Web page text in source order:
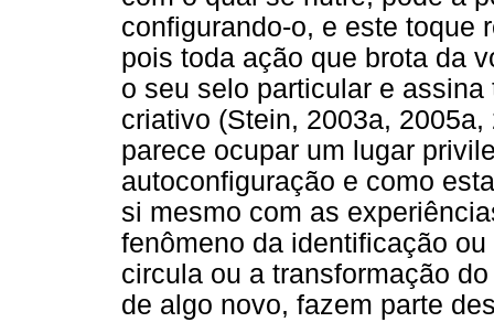
configurando-o, e este toque
pois toda ação que brota da
o seu selo particular e
criativo (Stein, 2003a,
parece ocupar um lugar
autoconfiguração e como
si mesmo com as
fenômeno da identificação
circula ou a transformação
de algo novo, fazem parte